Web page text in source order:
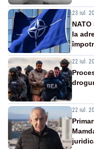
23 iul.
la
22 iul.
22 iul.